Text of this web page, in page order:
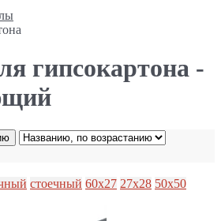
гипсокартона -
стоечный 60x27 27x28 50x50